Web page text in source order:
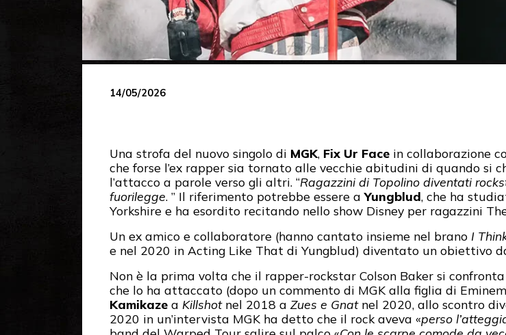
14/05/2026
Una strofa del nuovo singolo di MGK, Fix Ur Face in collaborazione
che forse l’ex rapper sia tornato alle vecchie abitudini di quando si
l’attacco a parole verso gli altri. “Ragazzini di Topolino diventati
fuorilegge. ” Il riferimento potrebbe essere aYungblud, che ha
Yorkshire e ha esordito recitando nello show Disney per ragazzini
Un ex amico e collaboratore (hanno cantato insieme nel brano I
e nel 2020 in Acting Like That di Yungblud) diventato un obiettivo
Non è la prima volta che il rapper-rockstar Colson Baker si
che lo ha attaccato (dopo un commento di MGK alla figlia di
Kamikaze a Killshotnel 2018 a Zues e Gnatnel 2020, allo scontro
2020 in un’intervista MGK ha detto che il rock aveva «perso